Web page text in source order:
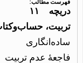
دریچه ۱۱
تربیت، حساب
سادهانگاری ۱۹
فاجعۀ عدم تربیت ۲۰